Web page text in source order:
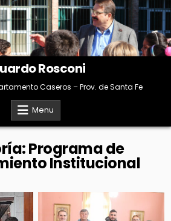
Rosconi
Caseros – Prov. de Santa Fe
Menu
Programa de
Institucional